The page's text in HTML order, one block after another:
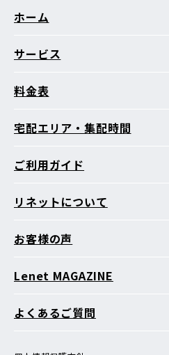
ホーム
サービス
料金表
宅配エリア・集配時間
ご利用ガイド
リネットについて
お客様の声
Lenet MAGAZINE
よくあるご質問